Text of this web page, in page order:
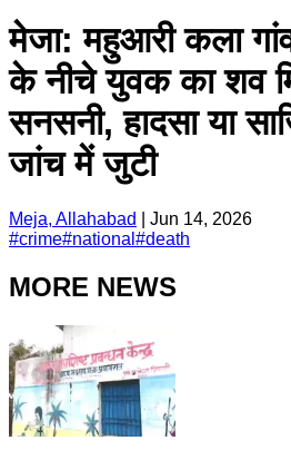
मेजा: महुआरी कला
के नीचे युवक का शव
सनसनी, हादसा या
जांच में जुटी
Meja, Allahabad
Jun 14, 2026
#crime#national #death
MORE NEWS